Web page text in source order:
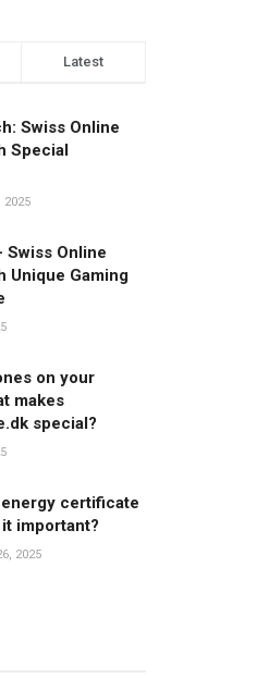
Latest
Swiss Online
Special
2025
Swiss Online
Unique Gaming
on your
makes
special?
certificate
important?
2025